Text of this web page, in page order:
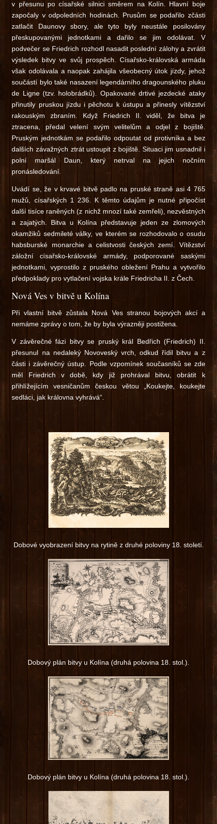
v přesunu po císařské silnici směrem na Kolín. Hlavní boje
započaly v odpoledních hodinách. Prusům se podařilo zčásti
zatlačit Daunovy sbory, ale tyto byly neustále posilovány
přeskupovanými jednotkami a dařilo se jim odolávat. V
podvečer se Friedrich rozhodl nasadit poslední zálohy a zvrátit
výsledek bitvy ve svůj prospěch. Císařsko-královská armáda
však odolávala a naopak zahájila všeobecný útok jízdy, jehož
součástí bylo také nasazení legendárního dragounského pluku
de Ligne (tzv. holobrádků). Opakované drtivé jezdecké ataky
přinutily pruskou jízdu i pěchotu k ústupu a přinesly vítězství
rakouským zbraním. Když Friedrich II. viděl, že bitva je
ztracena, předal velení svým velitelům a odjel z bojiště.
Pruským jednotkám se podařilo odpoutat od protivníka a bez
dalších závažných ztrát ustoupit z bojiště. Situaci jim usnadnil i
polní maršál Daun, který netrval na jejich nočním
pronásledování.
Uvádí se, že v krvavé bitvě padlo na pruské straně asi 4 765
mužů, císařských 1 236. K těmto údajům je nutné připočíst
další tisíce raněných (z nichž mnozí také zemřeli), nezvěstných
a zajatých. Bitva u Kolína představuje jeden ze zlomových
okamžiků sedmileté války, ve kterém se rozhodovalo o osudu
habsburské monarchie a celistvosti českých zemí. Vítězství
záložní císařsko-královské armády, podporované saskými
jednotkami, vyprostilo z pruského obležení Prahu a vytvořilo
předpoklady pro vytlačení vojska krále Friedricha II. z Čech.
Nová Ves v bitvě u Kolína
Při vlastní bitvě zůstala Nová Ves stranou bojových akcí a
nemáme zprávy o tom, že by byla výrazněji postižena.
V závěrečné fázi bitvy se pruský král Bedřich (Friedrich) II.
přesunul na nedaleký Novoveský vrch, odkud řídil bitvu a z
části i závěrečný ústup. Podle vzpomínek současníků se zde
měl Friedrich v době, kdy již prohrával bitvu, obrátit k
přihlížejícím vesničanům českou větou „Koukejte, koukejte
sedláci, jak královna vyhrává“.
Dobové vyobrazení bitvy na rytině z druhé poloviny 18. století.
Dobový plán bitvy u Kolína (druhá polovina 18. stol.).
Dobový plán bitvy u Kolína (druhá polovina 18. stol.).